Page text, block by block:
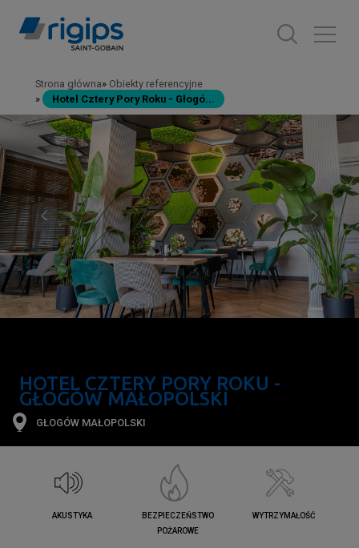
Ścieżka
nawigacyjna
Strona główna
Obiekty referencyjne
Hotel Cztery Pory Roku - Głogó...
HOTEL CZTERY PORY ROKU -
GŁOGÓW MAŁOPOLSKI
GŁOGÓW MAŁOPOLSKI
AKUSTYKA
BEZPIECZEŃSTWO
POŻAROWE
WYTRZYMAŁOŚĆ